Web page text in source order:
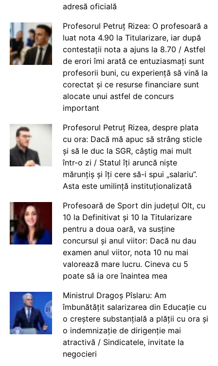
adresă oficială
Profesorul Petruț Rizea: O profesoară a
luat nota 4.90 la Titularizare, iar după
contestații nota a ajuns la 8.70 / Astfel
de erori îmi arată ce entuziasmați sunt
profesorii buni, cu experiență să vină la
corectat și ce resurse financiare sunt
alocate unui astfel de concurs
important
Profesorul Petruț Rizea, despre plata
cu ora: Dacă mă apuc să strâng sticle
și să le duc la SGR, câștig mai mult
într-o zi / Statul îți aruncă niște
mărunțiș și îți cere să-i spui „salariu”.
Asta este umilință instituționalizată
Profesoară de Sport din județul Olt, cu
10 la Definitivat și 10 la Titularizare
pentru a doua oară, va susține
concursul și anul viitor: Dacă nu dau
examen anul viitor, nota 10 nu mai
valorează mare lucru. Cineva cu 5
poate să ia ore înaintea mea
Ministrul Dragoș Pîslaru: Am
îmbunătățit salarizarea din Educație cu
o creștere substanțială a plății cu ora și
o indemnizație de dirigenție mai
atractivă / Sindicatele, invitate la
negocieri